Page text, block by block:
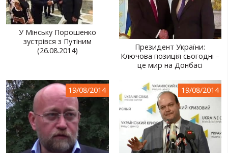
У Мінську Порошенко
зустрівся з Путіним
(26.08.2014)
Президент України:
Ключова позиція сьогодні –
це мир на Донбасі
19/08/2014 19/08/2014